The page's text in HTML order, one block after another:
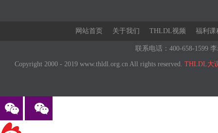
网站首页 关于我们 THLDL视频 福利课
联系电话：400-658-1599
Copyright 2000 - 2019 www.thldl.org.cn All rights reserved. THLDL大